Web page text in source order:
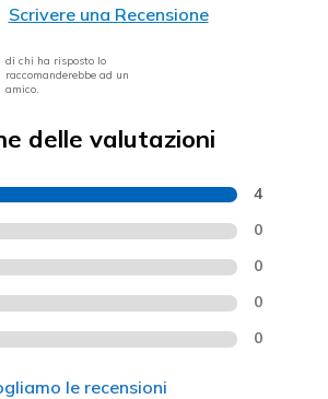
Scrivere una Recensione
di chi ha risposto lo
raccomanderebbe ad un
amico.
delle valutazioni
4
0
0
0
0
le recensioni